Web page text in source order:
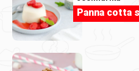
Članak
Navijanje na
autopilotu: kako
Panna cotta